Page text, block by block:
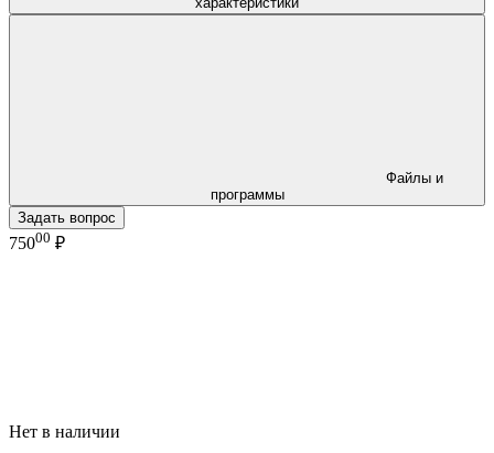
программы
Задать вопрос
75000 ₽
Нет в наличии